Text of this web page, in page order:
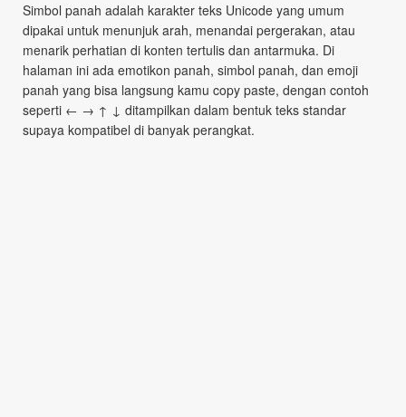
Simbol panah adalah karakter teks Unicode yang umum
dipakai untuk menunjuk arah, menandai pergerakan, atau
menarik perhatian di konten tertulis dan antarmuka. Di
halaman ini ada emotikon panah, simbol panah, dan emoji
panah yang bisa langsung kamu copy paste, dengan contoh
seperti ← → ↑ ↓ ditampilkan dalam bentuk teks standar
supaya kompatibel di banyak perangkat.